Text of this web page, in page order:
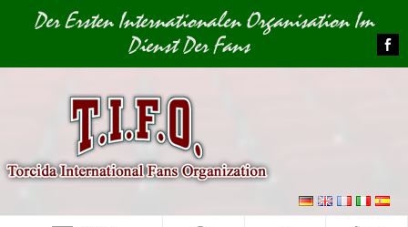
Image 01Der Ersten Internationalen Organisation Im
Dienst Der Fans